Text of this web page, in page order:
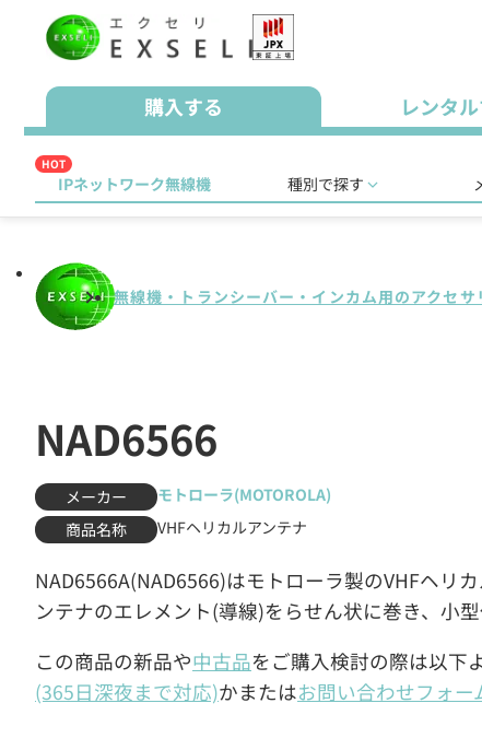
購入する レンタ
HOT
IPネットワーク無線機 種別で探す
無線機・トランシーバー・インカム用のアクセサ
NAD6566
メーカー
モトローラ(MOTOROLA)
商品名称
VHFヘリカルアンテナ
NAD6566A(NAD6566)はモトローラ製のVHFヘリ
ンテナのエレメント(導線)をらせん状に巻き、小
この商品の新品や中古品をご購入検討の際は以下
(365日深夜まで対応)かまたはお問い合わせフォー